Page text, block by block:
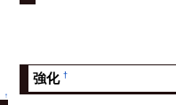
↑
強化 †